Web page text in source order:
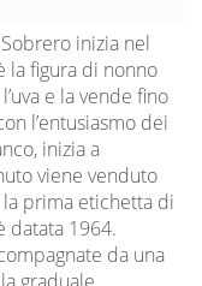
inizia nel
la figura di nonno
e la vende fino
l’entusiasmo dei
inizia a
viene venduto
prima etichetta di
datata 1964.
da una
graduale